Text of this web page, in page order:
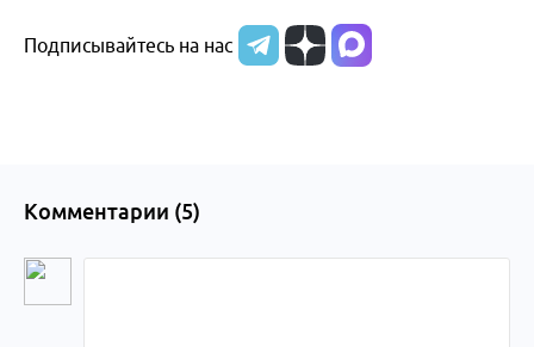
Подписывайтесь на нас
Комментарии (5)